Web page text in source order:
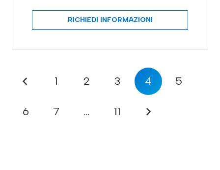
RICHIEDI INFORMAZIONI
1 2 3 4 5
6 7 … 11